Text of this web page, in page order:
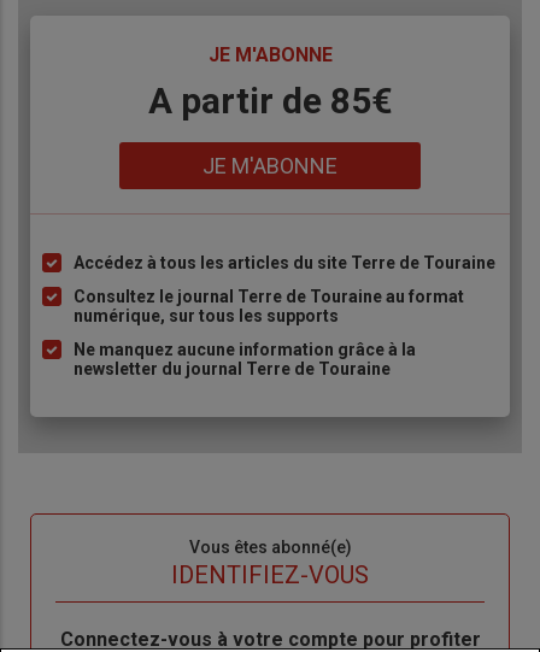
JE M'ABONNE
A partir de 85€
JE M'ABONNE
Liste
à
puce
Accédez à tous les articles du site Terre de Touraine
Consultez le journal Terre de Touraine au format
numérique, sur tous les supports
Ne manquez aucune information grâce à la
newsletter du journal Terre de Touraine
Vous êtes abonné(e)
IDENTIFIEZ-VOUS
Body
Connectez-vous à votre compte pour profiter